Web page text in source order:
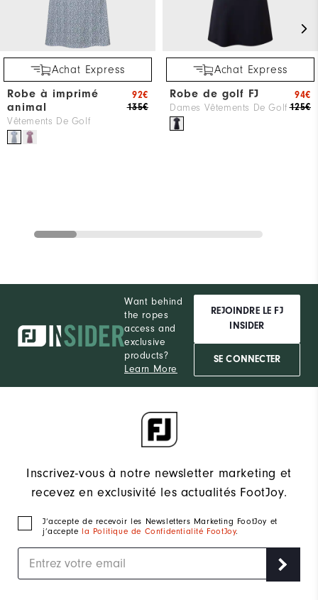
Achat Express
Robe à imprimé
animal
Vêtements De Golf
135€
92€
Achat Express
Robe de golf FJ
Dames Vêtements De Golf 125€
94€
Want behind
the ropes
access and
exclusive
products?
Learn More
REJOINDRE LE FJ
INSIDER
SE CONNECTER
Inscrivez-vous à notre newsletter marketing et
recevez en exclusivité les actualités FootJoy.
J‘accepte de recevoir les Newsletters Marketing FootJoy et
j’accepte la Politique de Confidentialité FootJoy.